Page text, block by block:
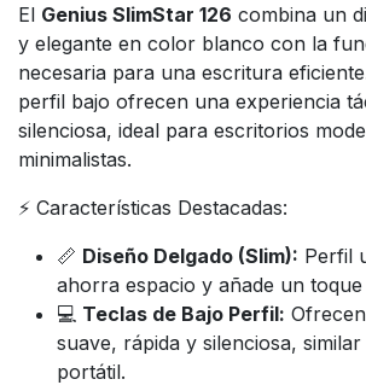
El Genius SlimStar 126 combina un
y elegante en color blanco con la
necesaria para una escritura
perfil bajo ofrecen una experiencia
silenciosa, ideal para escritorios
minimalistas.
⚡ Características Destacadas:
📏 Diseño Delgado (Slim): Perfil
ahorra espacio y añade un toque
💻 Teclas de Bajo Perfil:
suave, rápida y silenciosa,
portátil.